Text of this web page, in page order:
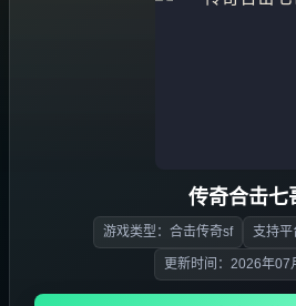
传奇合击七
游戏类型：合击传奇sf 支持
更新时间：2026年07